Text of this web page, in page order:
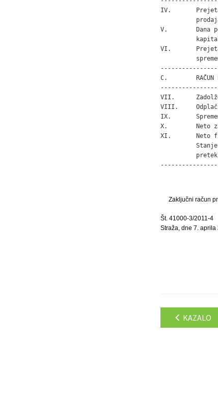
IV.
V.        Dana
VI.       Prejeta
C.        RAČUN
VII.
VIII.
IX.
X.        Neto
XI.       Neto
Zaključni račun
Št. 41000-3/2011-4
Straža, dne 7. aprila
KAZALO